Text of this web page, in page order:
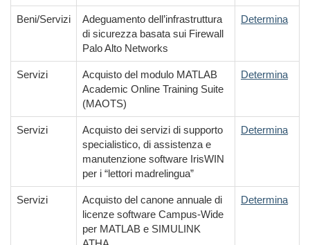
Beni/Servizi
Adeguamento dell’infrastruttura
di sicurezza basata sui Firewall
Palo Alto Networks
Determina
Servizi
Acquisto del modulo MATLAB
Academic Online Training Suite
(MAOTS)
Determina
Servizi
Acquisto dei servizi di supporto
specialistico, di assistenza e
manutenzione software IrisWIN
per i “lettori madrelingua”
Determina
Servizi
Acquisto del canone annuale di
licenze software Campus-Wide
per MATLAB e SIMULINK
Determina